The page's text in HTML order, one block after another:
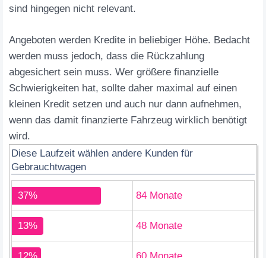
sind hingegen nicht relevant.
Angeboten werden Kredite in beliebiger Höhe. Bedacht
werden muss jedoch, dass die Rückzahlung
abgesichert sein muss. Wer größere finanzielle
Schwierigkeiten hat, sollte daher maximal auf einen
kleinen Kredit setzen und auch nur dann aufnehmen,
wenn das damit finanzierte Fahrzeug wirklich benötigt
wird.
Diese Laufzeit wählen andere Kunden für
Gebrauchtwagen
37% 84 Monate
13% 48 Monate